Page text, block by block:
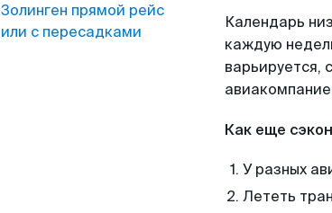
Золинген прямой рейс
или с пересадками
Календарь
каждую
варьируется,
Как еще
У разных
Лететь